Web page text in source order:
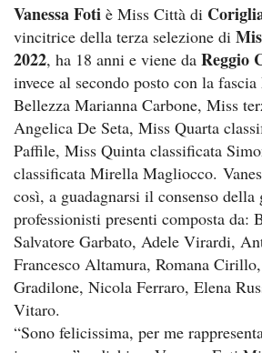
Vanessa Foti è Miss Città di
vincitrice della terza selezione di
2022, ha 18 anni e viene da Reggio
invece al secondo posto con la
Bellezza Marianna Carbone, Miss
Angelica De Seta, Miss Quarta
Paffile, Miss Quinta classificata
classificata Mirella Magliocco.
così, a guadagnarsi il consenso
professionisti presenti composta da:
Salvatore Garbato, Adele Virardi,
Francesco Altamura, Romana
Gradilone, Nicola Ferraro, Elena
Vitaro.
“Sono felicissima, per me